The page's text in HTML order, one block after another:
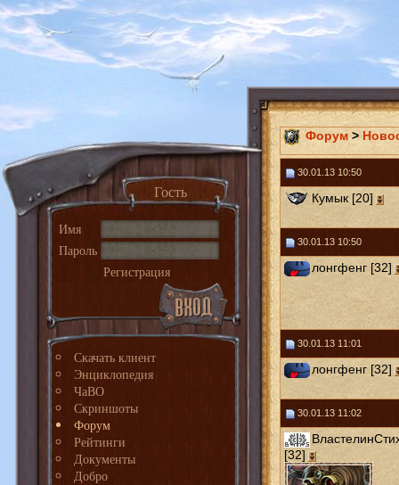
Гость
Имя
Пароль
Регистрация
Скачать клиент
Энциклопедия
ЧаВО
Скриншоты
Форум
Рейтинги
Документы
Добро
Форум >
30.01.13 10:50
Кумык [20]
30.01.13 10:50
лонгфенг [32]
30.01.13 11:01
лонгфенг [32]
30.01.13 11:02
[32]